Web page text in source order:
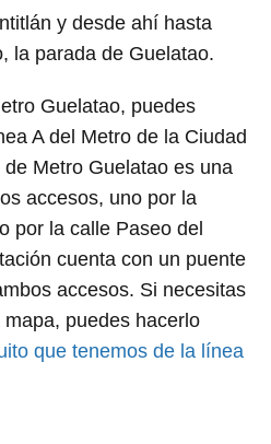
y desde ahí hasta
la parada de Guelatao.
Guelatao, puedes
A del Metro de la Ciudad
Metro Guelatao es una
accesos, uno por la
por la calle Paseo del
cuenta con un puente
accesos. Si necesitas
puedes hacerlo
que tenemos de la línea